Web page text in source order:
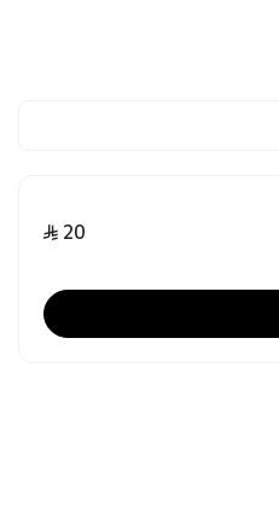
20